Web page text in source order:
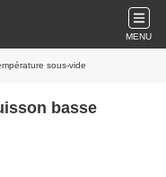
MENU
sous-vide
basse